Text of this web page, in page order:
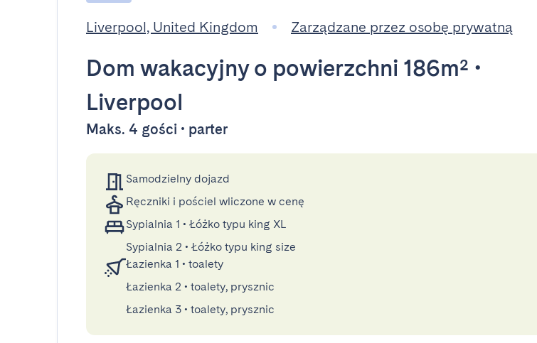
Liverpool, United Kingdom Zarządzane przez osobę prywatną
Dom wakacyjnyo powierzchni 186m² •
Liverpool
Maks. 4 gości • parter
Samodzielny dojazd
Ręczniki i pościel wliczone w cenę
Sypialnia 1 • Łóżko typu king XL
Sypialnia 2 • Łóżko typu king size
Łazienka 1 • toalety
Łazienka 2 • toalety, prysznic
Łazienka 3 • toalety, prysznic